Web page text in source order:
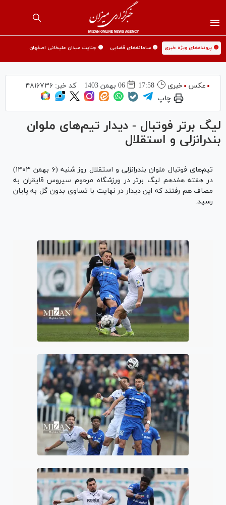
🟡 پرونده‌های ویژه خبری 🟡 سامانه‌های قضایی 🟡 جنایت میدان علیخانی اصفهان
عکس خبری 17:58 06 بهمن 1403 کد خبر:۴۸۱۶۷۳۶
چاپ
لیگ برتر فوتبال - دیدار تیم‌های ملوان
بندرانزلی و استقلال
تیم‌های فوتبال ملوان بندرانزلی و استقلال روز شنبه (۶ بهمن ۱۴۰۳)
در هفته هفدهم لیگ برتر در ورزشگاه مرحوم سیروس قایقران به
مصاف هم رفتند که این دیدار در نهایت با تساوی بدون گل به پایان
رسید.